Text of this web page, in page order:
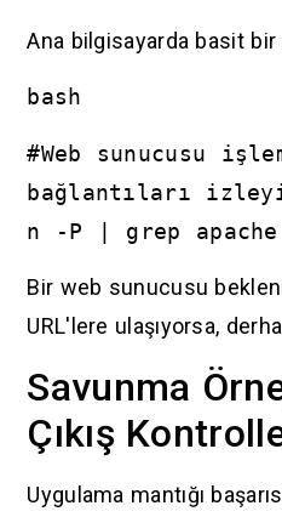
Ana bilgisayarda basit bir
bash
#Web sunucusu
bağlantıları
n -P | grep apache
Bir web sunucusu
URL'lere ulaşıyorsa,
Savunma
Çıkış
Uygulama mantığı